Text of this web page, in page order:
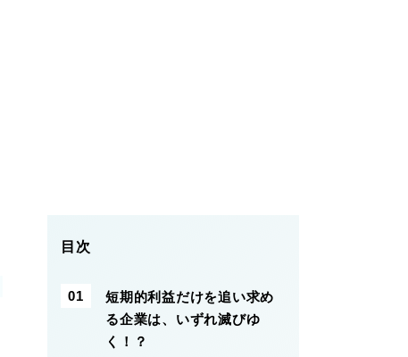
目次
短期的利益だけを追い求め
る企業は、いずれ滅びゆ
く！？